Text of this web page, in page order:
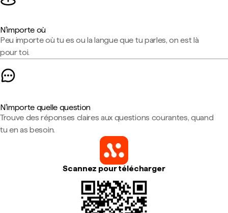
N'importe où
Peu importe où tu es ou la langue que tu parles, on est là
pour toi.
N'importe quelle question
Trouve des réponses claires aux questions courantes, quand
tu en as besoin.
Scannez pour télécharger